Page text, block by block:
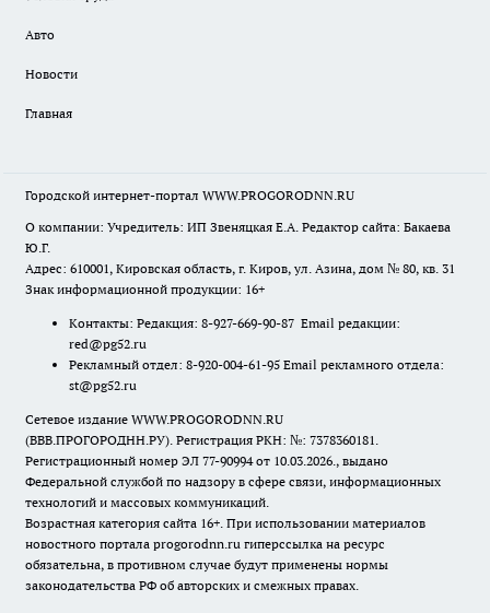
Авто
Новости
Главная
Городской интернет-портал WWW.PROGORODNN.RU
О компании: Учредитель: ИП Звеняцкая Е.А. Редактор сайта: Бакаева
Ю.Г.
Адрес: 610001, Кировская область, г. Киров, ул. Азина, дом № 80, кв. 31
Знак информационной продукции: 16+
Контакты: Редакция: 8-927-669-90-87 Email редакции:
red@pg52.ru
Рекламный отдел: 8-920-004-61-95 Email рекламного отдела:
st@pg52.ru
Сетевое издание WWW.PROGORODNN.RU
(ВВВ.ПРОГОРОДНН.РУ). Регистрация РКН: №: 7378360181.
Регистрационный номер ЭЛ 77-90994 от 10.03.2026., выдано
Федеральной службой по надзору в сфере связи, информационных
технологий и массовых коммуникаций.
Возрастная категория сайта 16+. При использовании материалов
новостного портала progorodnn.ru гиперссылка на ресурс
обязательна, в противном случае будут применены нормы
законодательства РФ об авторских и смежных правах.